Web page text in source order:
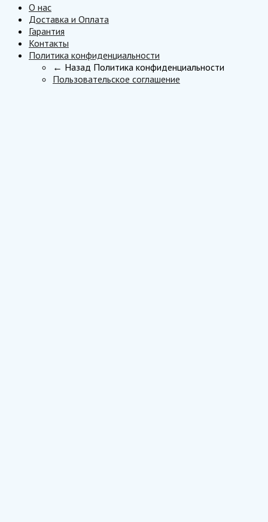
О нас
Доставка и Оплата
Гарантия
Контакты
Политика конфиденциальности
← Назад Политика конфиденциальности
Пользовательское соглашение